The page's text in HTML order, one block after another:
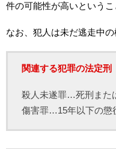
件の可能性が高いというこ
なお、犯人は未だ逃走中の
関連する犯罪の法定刑
殺人未遂罪…死刑また
傷害罪…15年以下の懲